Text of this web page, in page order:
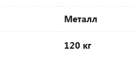
Металл
120 кг